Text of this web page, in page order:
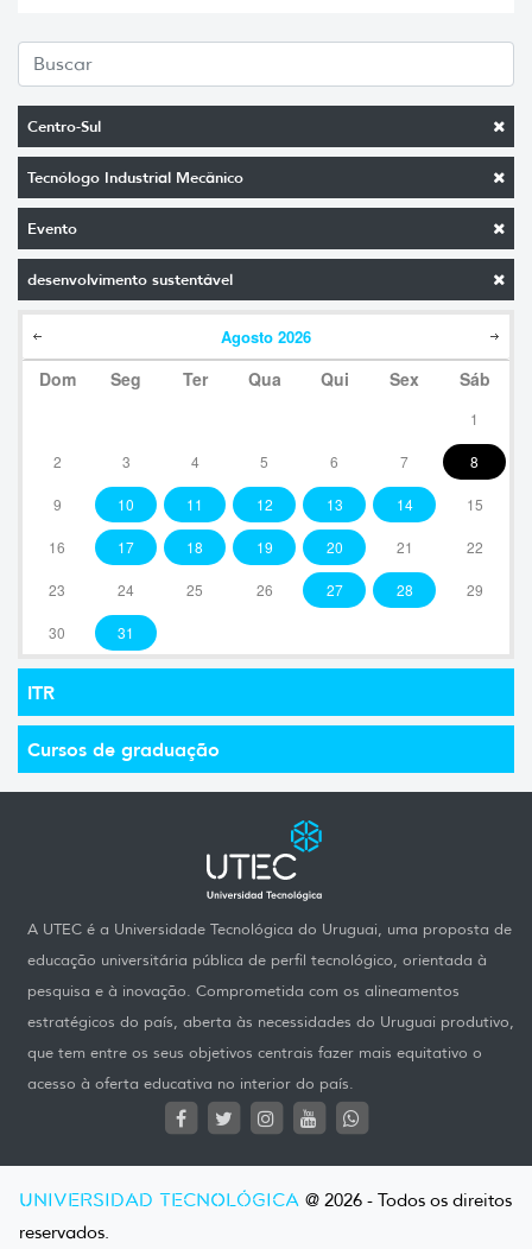
Centro-Sul
Tecnólogo Industrial Mecânico
Evento
desenvolvimento sustentável
Agosto 2026
Dom Seg Ter Qua Qui Sex Sáb
1
2 3 4 5 6 7 8
9 10 11 12 13 14 15
16 17 18 19 20 21 22
23 24 25 26 27 28 29
30 31
ITR
Cursos de graduação
A UTEC é a Universidade Tecnológica do Uruguai, uma proposta de
educação universitária pública de perfil tecnológico, orientada à
pesquisa e à inovação. Comprometida com os alineamentos
estratégicos do país, aberta às necessidades do Uruguai produtivo,
que tem entre os seus objetivos centrais fazer mais equitativo o
acesso à oferta educativa no interior do país.
UNIVERSIDAD TECNOLÓGICA @ 2026 - Todos os direitos
reservados.